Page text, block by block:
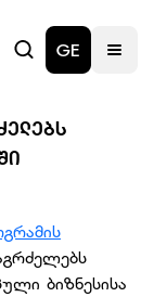
GE
ბიზნესისა